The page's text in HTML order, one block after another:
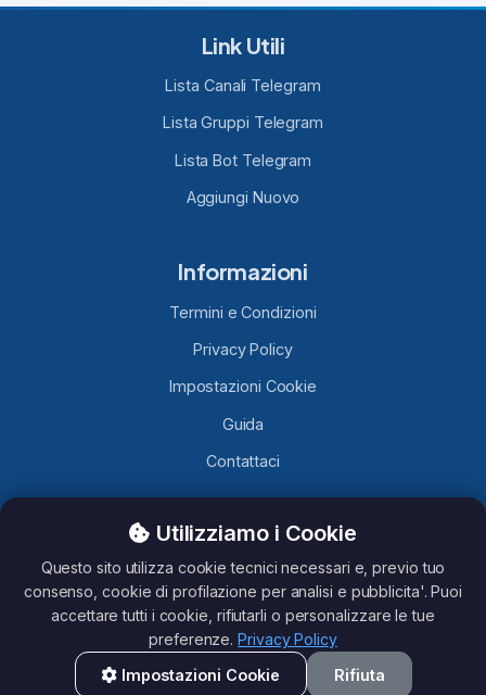
Link Utili
Lista Canali Telegram
Lista Gruppi Telegram
Lista Bot Telegram
Aggiungi Nuovo
Informazioni
Termini e Condizioni
Privacy Policy
Impostazioni Cookie
Guida
Contattaci
TelegramLobby.comè un sito contenente Canali, Gruppi e
Bot Telegram caricati da utenti Telegram, non ci assumiamo
nessuna responsabilità del loro contenuto. Questo sito non è
affiliato con Telegram.
Utilizziamo i Cookie
Questo sito utilizza cookie tecnici necessari e, previo tuo
consenso, cookie di profilazione per analisi e pubblicita'. Puoi
accettare tutti i cookie, rifiutarli o personalizzare le tue
preferenze.Privacy Policy
Impostazioni Cookie
Rifiuta